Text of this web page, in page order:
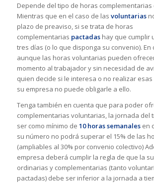
Depende del tipo de horas complementarias
Mientras que en el caso de las voluntarias
plazo de preaviso, si se trata de horas
complementarias pactadas hay que cumplir
tres días (o lo que disponga su convenio). En
aunque las horas voluntarias pueden
momento al trabajador y sin necesidad de
quien decide si le interesa o no realizar
su empresa no puede obligarle a ello.
Tenga también en cuenta que para poder
complementarias voluntarias, la jornada del
ser como mínimo de 10 horas semanalesen
su número no podrá superar el 15% de las
(ampliables al 30% por convenio colectivo)
empresa deberá cumplir la regla de que la
ordinarias y complementarias (tanto
pactadas) debe ser inferior a la jornada a